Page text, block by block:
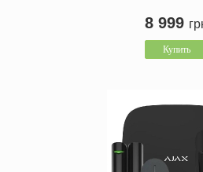
8 999
Купить